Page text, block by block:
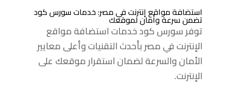
استضافة مواقع إنترنت في مصر: خدمات سورس كود
تضمن سرعة وأمان لموقعك
توفر سورس كود خدمات استضافة مواقع
الإنترنت في مصر بأحدث التقنيات وأعلى معايير
الأمان والسرعة لضمان استقرار موقعك على
الإنترنت.